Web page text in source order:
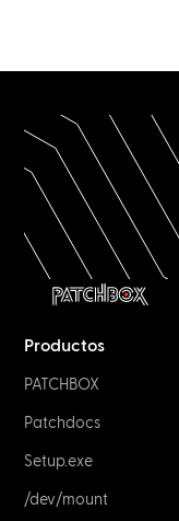
Productos
PATCHBOX
Patchdocs
Setup.exe
/dev/mount